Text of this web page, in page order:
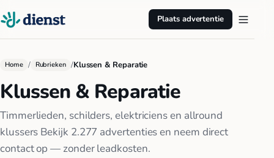
Plaats advertentie
Home / Rubrieken /Klussen & Reparatie
Klussen & Reparatie
Timmerlieden, schilders, elektriciens en allround
klussers Bekijk 2.277 advertenties en neem direct
contact op — zonder leadkosten.